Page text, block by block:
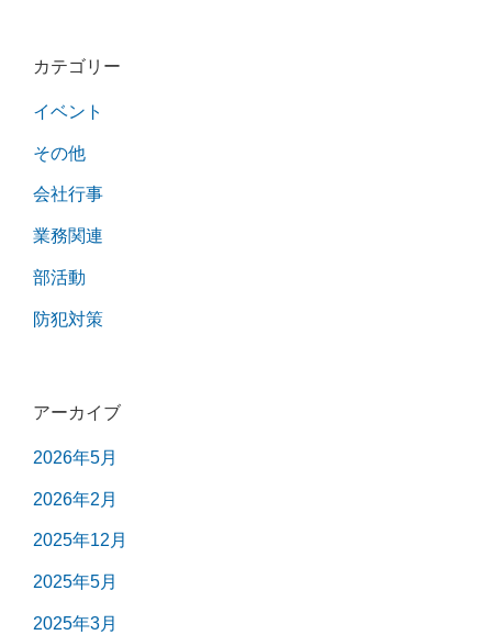
カテゴリー
イベント
その他
会社行事
業務関連
部活動
防犯対策
アーカイブ
2026年5月
2026年2月
2025年12月
2025年5月
2025年3月